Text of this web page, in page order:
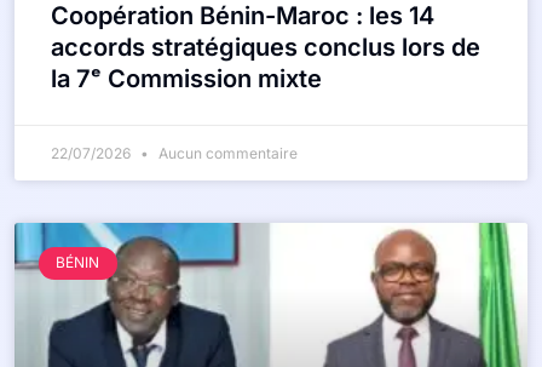
Coopération Bénin-Maroc : les 14
accords stratégiques conclus lors de
la 7ᵉ Commission mixte
22/07/2026 Aucun commentaire
BÉNIN